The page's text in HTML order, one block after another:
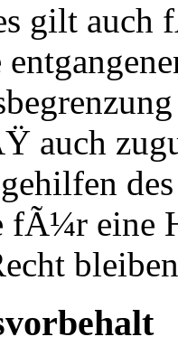
gilt auch
auch
des
eine